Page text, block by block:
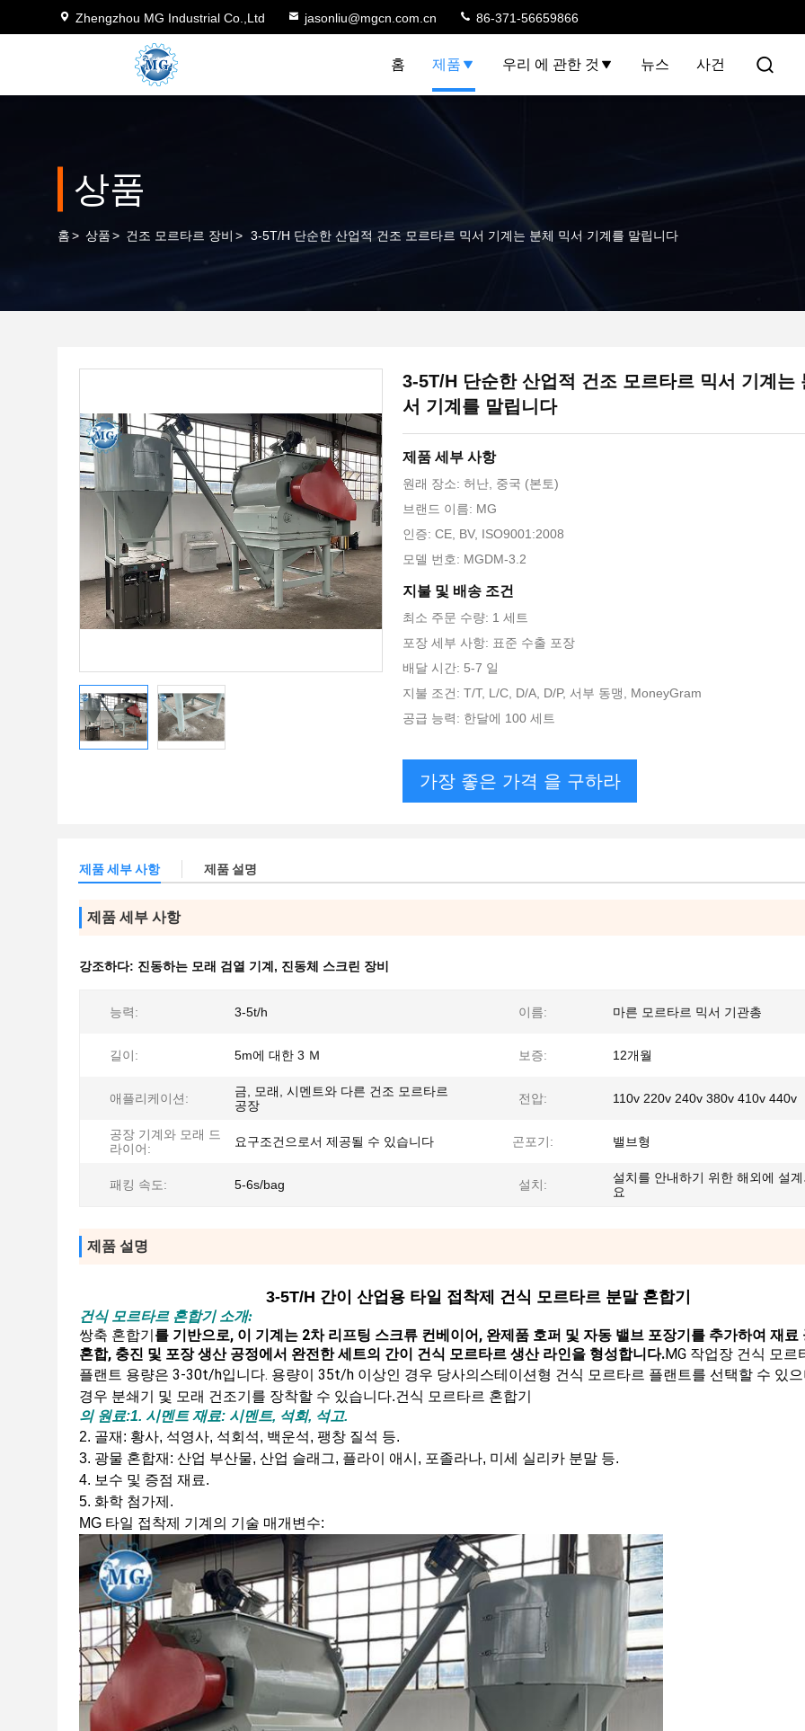
Zhengzhou MG Industrial Co.,Ltd jasonliu@mgcn.com.cn 86-371-56659866
홈 제품 우리 에 관한 것 뉴스 사건
상품
홈> 상품> 건조 모르타르 장비 > 3-5T/H 단순한 산업적 건조 모르타르 믹서 기계는 분체 믹서 기계를 말립니다
3-5T/H 단순한 산업적 건조 모르타르 믹서 기계는
서 기계를 말립니다
제품 세부 사항
원래 장소: 허난, 중국 (본토)
브랜드 이름: MG
인증: CE, BV, ISO9001:2008
모델 번호: MGDM-3.2
지불 및 배송 조건
최소 주문 수량: 1 세트
포장 세부 사항: 표준 수출 포장
배달 시간: 5-7 일
지불 조건: T/T, L/C, D/A, D/P, 서부 동맹, MoneyGram
공급 능력: 한달에 100 세트
가장 좋은 가격 을 구하라
제품 세부 사항 제품 설명
제품 세부 사항
강조하다: 진동하는 모래 검열 기계 , 진동체 스크린 장비
능력: 3-5t/h 이름: 마른 모르타르 믹서 기관총
길이: 5m에 대한 3 Ｍ 보증: 12개월
애플리케이션:
금, 모래, 시멘트와 다른 건조 모르타르
공장
전압: 110v 220v 240v 380v 410v 440v
공장 기계와 모래 드
라이어:
요구조건으로서 제공될 수 있습니다 곤포기: 밸브형
패킹 속도: 5-6s/bag 설치:
설치를 안내하기 위한 해외에 설계
요
제품 설명
3-5T/H 간이 산업용 타일 접착제 건식 모르타르 분말 혼합기
건식 모르타르 혼합기 소개:
쌍축 혼합기를 기반으로, 이 기계는 2차 리프팅 스크류 컨베이어, 완제품 호퍼 및 자동 밸브 포장기를 추가하여 재료
혼합, 충진 및 포장 생산 공정에서 완전한 세트의 간이 건식 모르타르 생산 라인을 형성합니다.MG 작업장 건식 모르
플랜트 용량은 3-30t/h입니다. 용량이 35t/h 이상인 경우 당사의스테이션형 건식 모르타르 플랜트를 선택할 수 있
경우 분쇄기 및 모래 건조기를 장착할 수 있습니다.건식 모르타르 혼합기
의 원료:1. 시멘트 재료: 시멘트, 석회, 석고.
2. 골재: 황사, 석영사, 석회석, 백운석, 팽창 질석 등.
3. 광물 혼합재: 산업 부산물, 산업 슬래그, 플라이 애시, 포졸라나, 미세 실리카 분말 등.
4. 보수 및 증점 재료.
5. 화학 첨가제.
MG 타일 접착제 기계의 기술 매개변수: